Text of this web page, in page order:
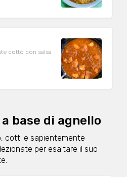
cotto con salsa
base di agnello
cotti e sapientemente
per esaltare il suo